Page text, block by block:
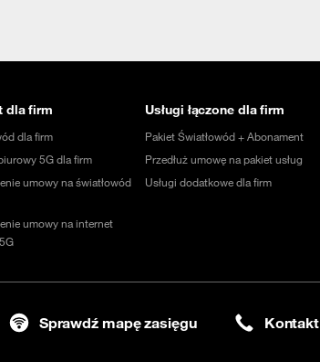
dla firm
dla firm
5G dla firm
umowy na światłowód
umowy na internet
Usługi łączone dla firm
Pakiet Światłowód + Abonament
Przedłuż umowę na pakiet usług
Usługi dodatkowe dla firm
Sprawdź mapę zasięgu Kontakt